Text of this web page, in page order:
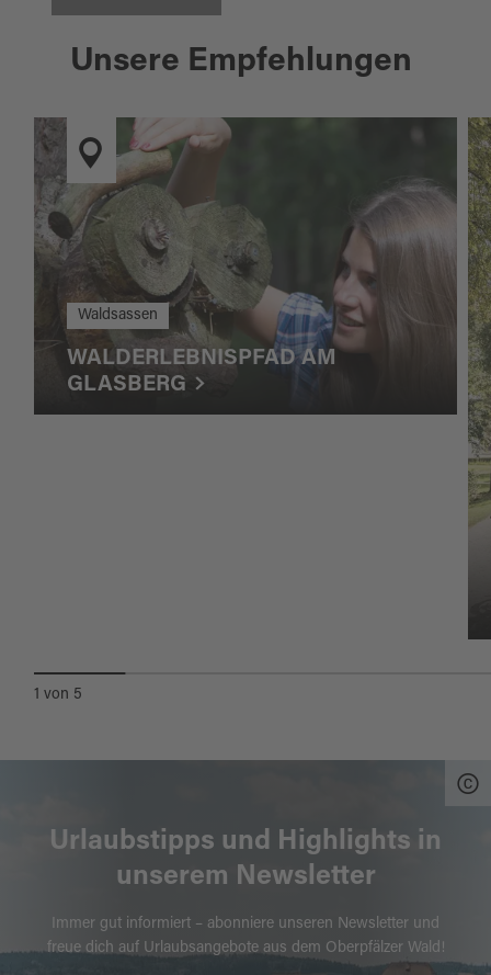
Unsere Empfehlungen
Waldsassen
WALDERLEBNISPFAD AM
GLASBERG
1 von 5
Urlaubstipps und Highlights in
unserem Newsletter
Immer gut informiert – abonniere unseren Newsletter und
freue dich auf Urlaubsangebote aus dem Oberpfälzer Wald!